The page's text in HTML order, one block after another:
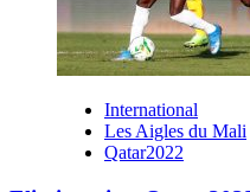
International
Les Aigles du Mali
Qatar2022